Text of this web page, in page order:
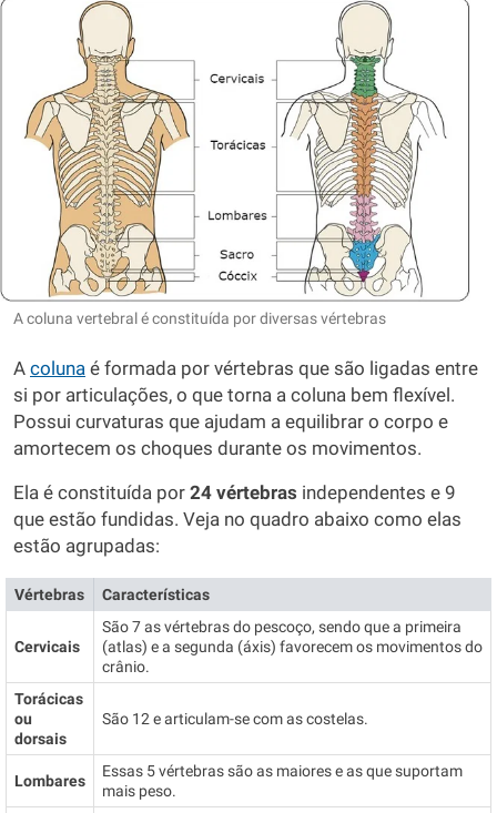
A coluna vertebral é constituída por diversas vértebras
A coluna é formada por vértebras que são ligadas entre
si por articulações, o que torna a coluna bem flexível.
Possui curvaturas que ajudam a equilibrar o corpo e
amortecem os choques durante os movimentos.
Ela é constituída por 24 vértebras independentes e 9
que estão fundidas. Veja no quadro abaixo como elas
estão agrupadas:
Vértebras Características
Cervicais
São 7 as vértebras do pescoço, sendo que a primeira
(atlas) e a segunda (áxis) favorecem os movimentos do
crânio.
Torácicas
ou
dorsais
São 12 e articulam-se com as costelas.
Lombares
Essas 5 vértebras são as maiores e as que suportam
mais peso.